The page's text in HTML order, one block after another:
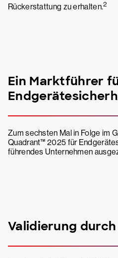
Rückerstattung zu erhalten.2
Ein Marktführer
Zum sechsten Mal in Folge im
Quadrant™ 2025 für
führendes Unternehmen
Validierung